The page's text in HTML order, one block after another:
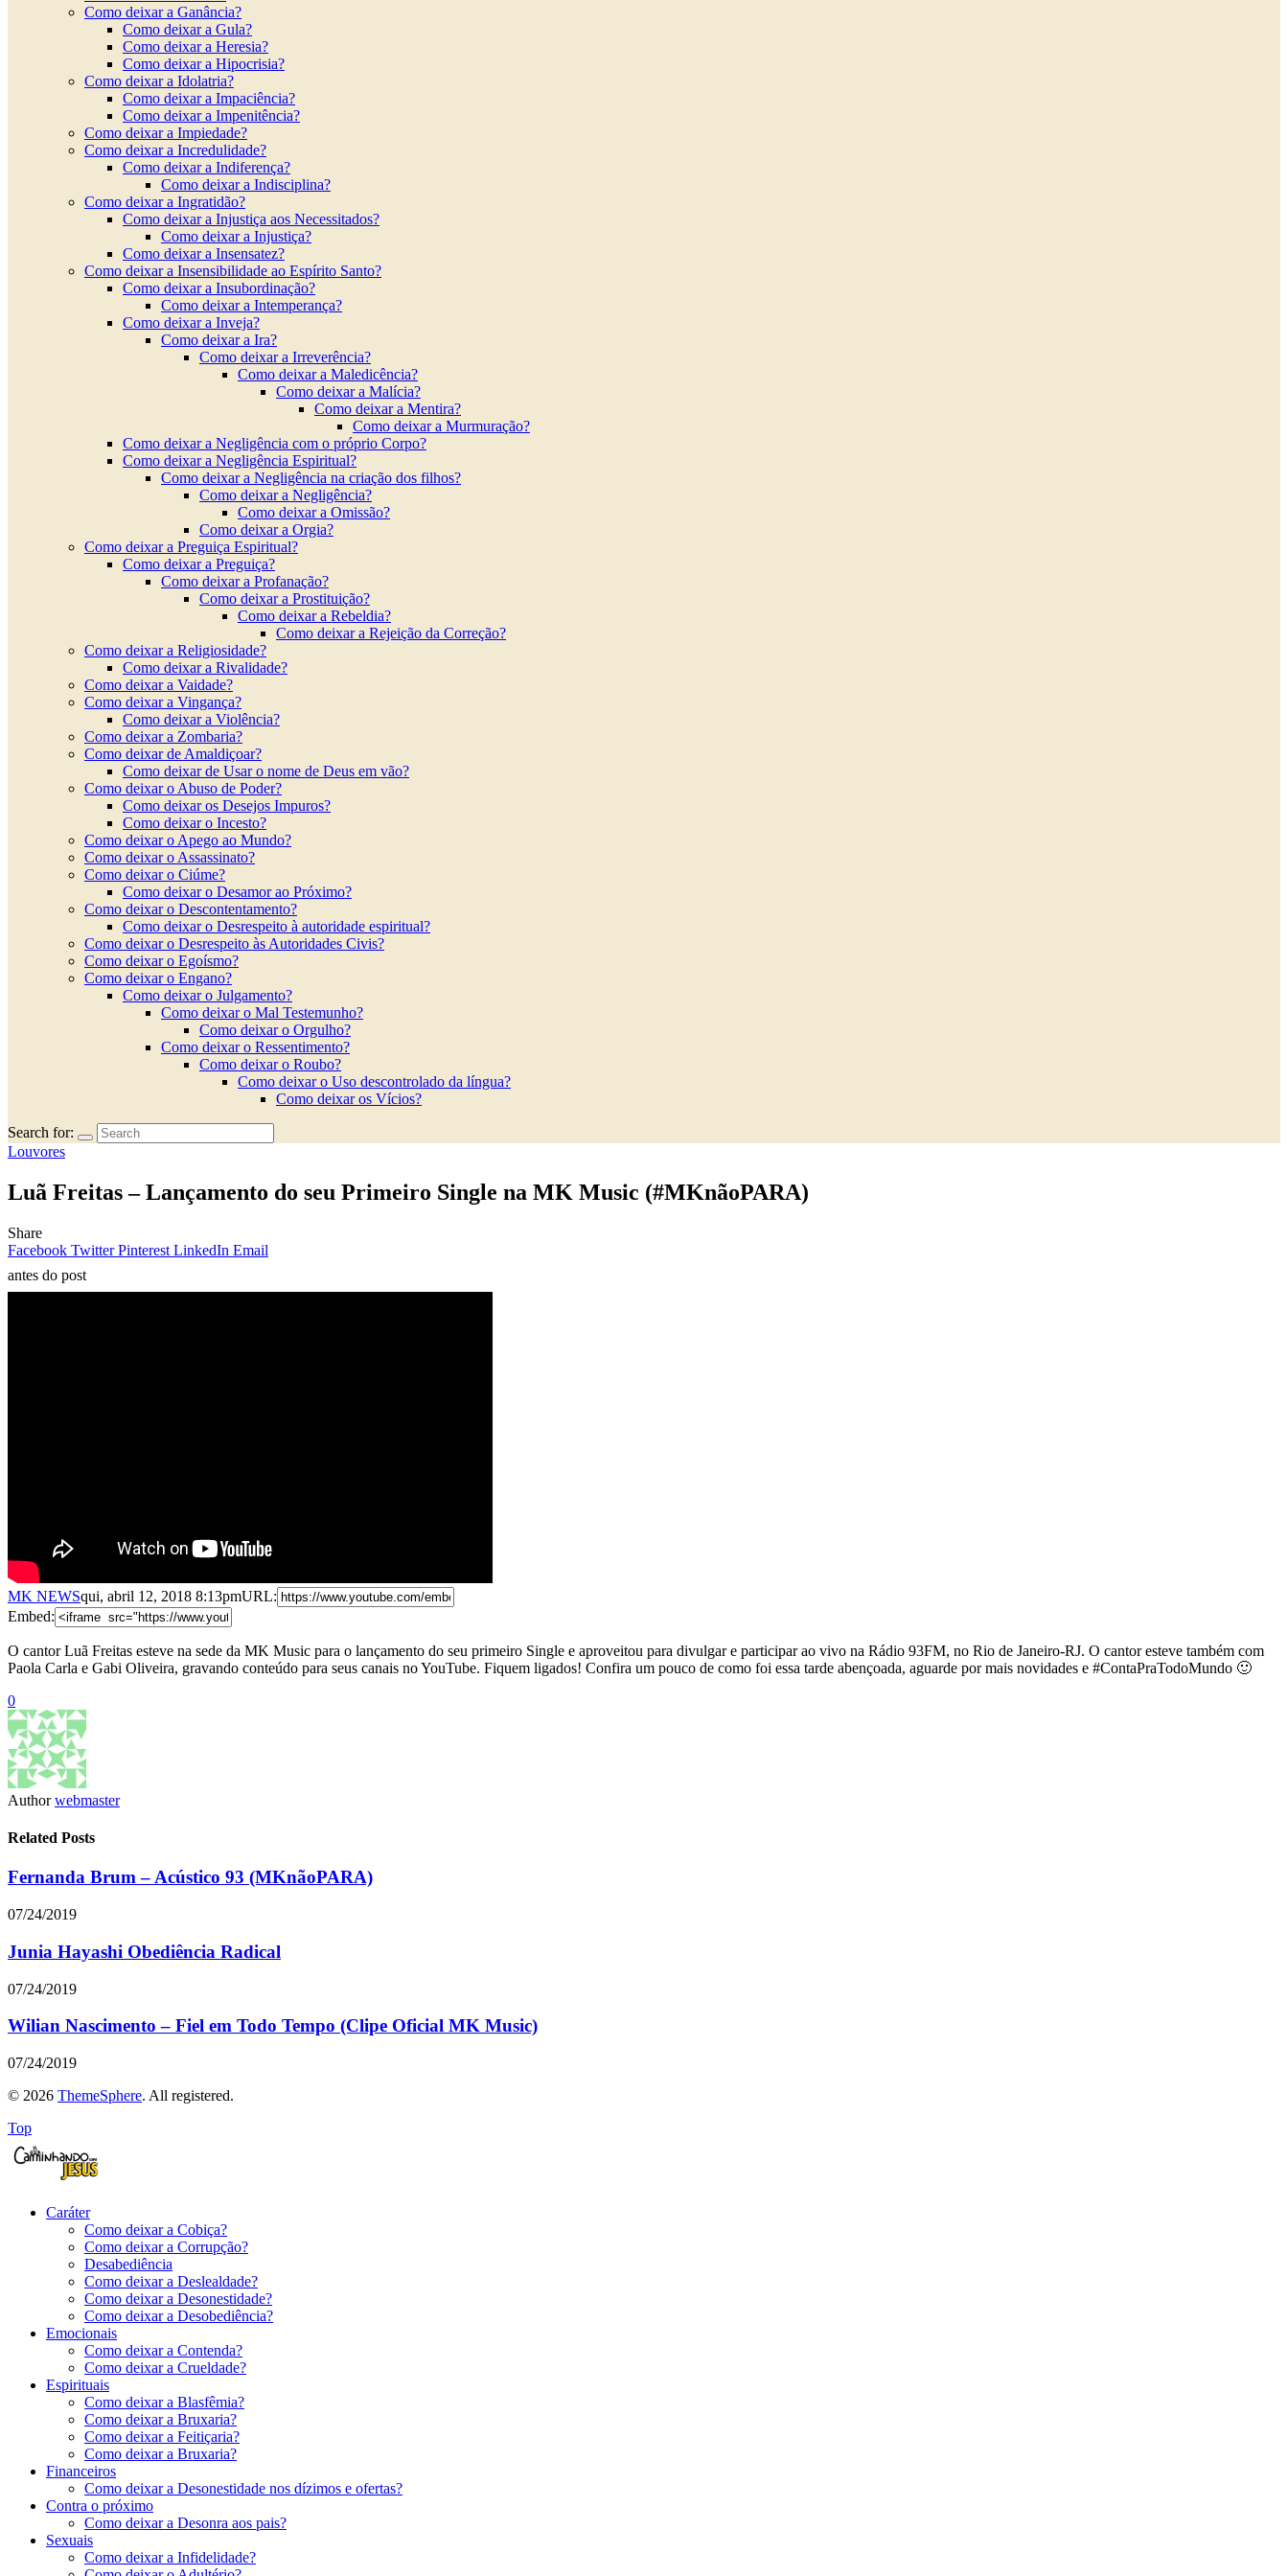
Como deixar a Ganância?
Como deixar a Gula?
Como deixar a Heresia?
Como deixar a Hipocrisia?
Como deixar a Idolatria?
Como deixar a Impaciência?
Como deixar a Impenitência?
Como deixar a Impiedade?
Como deixar a Incredulidade?
Como deixar a Indiferença?
Como deixar a Indisciplina?
Como deixar a Ingratidão?
Como deixar a Injustiça aos Necessitados?
Como deixar a Injustiça?
Como deixar a Insensatez?
Como deixar a Insensibilidade ao Espírito Santo?
Como deixar a Insubordinação?
Como deixar a Intemperança?
Como deixar a Inveja?
Como deixar a Ira?
Como deixar a Irreverência?
Como deixar a Maledicência?
Como deixar a Malícia?
Como deixar a Mentira?
Como deixar a Murmuração?
Como deixar a Negligência com o próprio Corpo?
Como deixar a Negligência Espiritual?
Como deixar a Negligência na criação dos filhos?
Como deixar a Negligência?
Como deixar a Omissão?
Como deixar a Orgia?
Como deixar a Preguiça Espiritual?
Como deixar a Preguiça?
Como deixar a Profanação?
Como deixar a Prostituição?
Como deixar a Rebeldia?
Como deixar a Rejeição da Correção?
Como deixar a Religiosidade?
Como deixar a Rivalidade?
Como deixar a Vaidade?
Como deixar a Vingança?
Como deixar a Violência?
Como deixar a Zombaria?
Como deixar de Amaldiçoar?
Como deixar de Usar o nome de Deus em vão?
Como deixar o Abuso de Poder?
Como deixar os Desejos Impuros?
Como deixar o Incesto?
Como deixar o Apego ao Mundo?
Como deixar o Assassinato?
Como deixar o Ciúme?
Como deixar o Desamor ao Próximo?
Como deixar o Descontentamento?
Como deixar o Desrespeito à autoridade espiritual?
Como deixar o Desrespeito às Autoridades Civis?
Como deixar o Egoísmo?
Como deixar o Engano?
Como deixar o Julgamento?
Como deixar o Mal Testemunho?
Como deixar o Orgulho?
Como deixar o Ressentimento?
Como deixar o Roubo?
Como deixar o Uso descontrolado da língua?
Como deixar os Vícios?
Search for:
Louvores
Luã Freitas – Lançamento do seu Primeiro Single na MK Music (#MKnãoPARA)
Share
Facebook Twitter Pinterest LinkedIn Email
antes do post
MK NEWSqui, abril 12, 2018 8:13pmURL:
Embed:
O cantor Luã Freitas esteve na sede da MK Music para o lançamento do seu primeiro Single e aproveitou para divulgar e participar ao vivo na Rádio 93FM, no Rio de Janeiro-RJ. O cantor esteve também com
Paola Carla e Gabi Oliveira, gravando conteúdo para seus canais no YouTube. Fiquem ligados! Confira um pouco de como foi essa tarde abençoada, aguarde por mais novidades e #ContaPraTodoMundo 🙂
0
Author webmaster
Related Posts
Fernanda Brum – Acústico 93 (MKnãoPARA)
07/24/2019
Junia Hayashi Obediência Radical
07/24/2019
Wilian Nascimento – Fiel em Todo Tempo (Clipe Oficial MK Music)
07/24/2019
© 2026 ThemeSphere. All registered.
Top
Caráter
Como deixar a Cobiça?
Como deixar a Corrupção?
Desabediência
Como deixar a Deslealdade?
Como deixar a Desonestidade?
Como deixar a Desobediência?
Emocionais
Como deixar a Contenda?
Como deixar a Crueldade?
Espirituais
Como deixar a Blasfêmia?
Como deixar a Bruxaria?
Como deixar a Feitiçaria?
Como deixar a Bruxaria?
Financeiros
Como deixar a Desonestidade nos dízimos e ofertas?
Contra o próximo
Como deixar a Desonra aos pais?
Sexuais
Como deixar a Infidelidade?